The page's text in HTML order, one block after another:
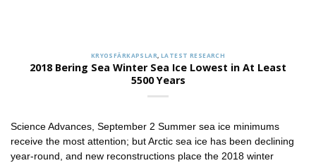
jul. 12, 2022
ICCI releases weekly summaries describing the latest
findings in cryosphere research and news. These
CONTINUE READING→
KRYOSFÄRKAPSLAR, LATEST RESEARCH
2018 Bering Sea Winter Sea Ice Lowest in At Least
5500 Years
Science Advances, September 2 Summer sea ice minimums
receive the most attention; but Arctic sea ice has been declining
year-round, and new reconstructions place the 2018 winter